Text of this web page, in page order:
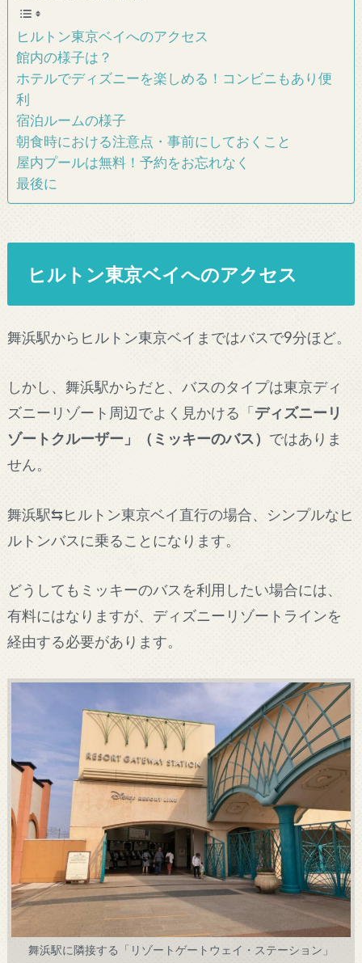
ヒルトン東京ベイへのアクセス
館内の様子は？
ホテルでディズニーを楽しめる！コンビニもあり便
利
宿泊ルームの様子
朝食時における注意点・事前にしておくこと
屋内プールは無料！予約をお忘れなく
最後に
ヒルトン東京ベイへのアクセス
舞浜駅からヒルトン東京ベイまではバスで9分ほど。
しかし、舞浜駅からだと、バスのタイプは東京ディ
ズニーリゾート周辺でよく見かける「ディズニーリ
ゾートクルーザー」（ミッキーのバス） ではありま
せん。
舞浜駅⇆ヒルトン東京ベイ直行の場合、シンプルなヒ
ルトンバスに乗ることになります。
どうしてもミッキーのバスを利用したい場合には、
有料にはなりますが、ディズニーリゾートラインを
経由する必要があります。
舞浜駅に隣接する「リゾートゲートウェイ・ステーション」